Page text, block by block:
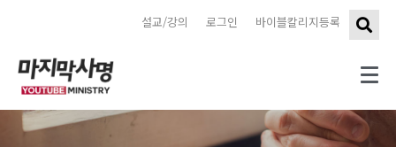
바이블칼리지등록
로그인
설교/강의